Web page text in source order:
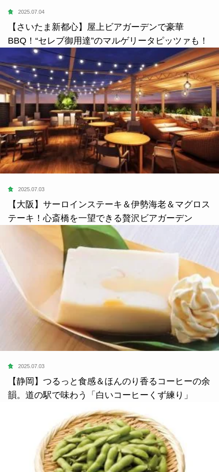
食 2025.07.04
【さいたま新都心】屋上ビアガーデンで豪華
BBQ！“セレブ御用達”のマルゲリータピッツァも！
食 2025.07.03
【大阪】サーロインステーキ＆伊勢海老＆マグロス
テーキ！心斎橋を一望できる贅沢ビアガーデン
食 2025.07.03
【静岡】つるっと食感＆ほんのり香るコーヒーの余
韻。道の駅で味わう「白いコーヒーくず練り」